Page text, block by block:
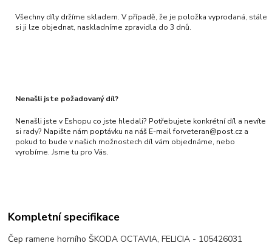
Všechny díly držíme skladem. V případě, že je položka vyprodaná, stále
si ji lze objednat, naskladníme zpravidla do 3 dnů.
Nenašli jste požadovaný díl?
Nenašli jste v Eshopu co jste hledali? Potřebujete konkrétní díl a nevíte
si rady? Napište nám poptávku na náš E-mail forveteran@post.cz a
pokud to bude v našich možnostech díl vám objednáme, nebo
vyrobíme. Jsme tu pro Vás.
Kompletní specifikace
Čep ramene horního ŠKODA OCTAVIA, FELICIA - 105426031